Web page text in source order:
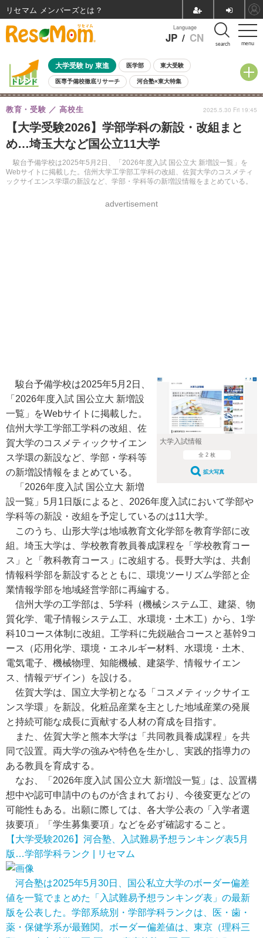
menu
Language
JP / CN search
大学受験 by 東進 医学部 東大受験
医専予備校徹底リサーチ 河合塾×東大特集
親子で考える大学選び 高校受験 中学受験 小学校受験
共通テスト 夏休み
8月開催イベント・WS 全国公立高校 過去問 人気記事
自由研究教材（小学生向け） 自由研究教材（中学生向け）
【大学受験2026】学部学科の新設・改組まと
め…埼玉大など国公立11大学
駿台予備学校は2025年5月2日、「2026年度入試 国公立大 新増設一覧」を
Webサイトに掲載した。信州大学工学部工学科の改組、佐賀大学のコスメティ
ックサイエンス学環の新設など、学部・学科等の新増設情報をまとめている。
教育・受験 高校生
advertisement
2025.5.30 Fri 19:45
大学入試情報
全 2 枚
拡大写真
駿台予備学校は2025年5月2日、
「2026年度入試 国公立大 新増設
一覧」をWebサイトに掲載した。
信州大学工学部工学科の改組、佐
賀大学のコスメティックサイエン
ス学環の新設など、学部・学科等
の新増設情報をまとめている。
「2026年度入試 国公立大 新増
設一覧」5月1日版によると、2026年度入試において学部や
学科等の新設・改組を予定しているのは11大学。
このうち、山形大学は地域教育文化学部を教育学部に改
組。埼玉大学は、学校教育教員養成課程を「学校教育コー
ス」と「教科教育コース」に改組する。長野大学は、共創
情報科学部を新設するとともに、環境ツーリズム学部と企
業情報学部を地域経営学部に再編する。
信州大学の工学部は、5学科（機械システム工、建築、物
質化学、電子情報システム工、水環境・土木工）から、1学
科10コース体制に改組。工学科に先鋭融合コースと基幹9コ
ース（応用化学、環境・エネルギー材料、水環境・土木、
電気電子、機械物理、知能機械、建築学、情報サイエン
ス、情報デザイン）を設ける。
佐賀大学は、国立大学初となる「コスメティックサイエ
ンス学環」を新設。化粧品産業を主とした地域産業の発展
と持続可能な成長に貢献する人材の育成を目指す。
また、佐賀大学と熊本大学は「共同教員養成課程」を共
同で設置。両大学の強みや特色を生かし、実践的指導力の
ある教員を育成する。
なお、「2026年度入試 国公立大 新増設一覧」は、設置構
想中や認可申請中のものが含まれており、今後変更などの
可能性もある。出願に際しては、各大学公表の「入学者選
抜要項」「学生募集要項」などを必ず確認すること。
【大学受験2026】河合塾、入試難易予想ランキング表5月
版…学部学科ランク | リセマム
河合塾は2025年5月30日、国公私立大学のボーダー偏差
値を一覧でまとめた「入試難易予想ランキング表」の最新
版を公表した。学部系統別・学部学科ランクは、医・歯・
薬・保健学系が最難関。ボーダー偏差値は、東京（理科三
リセマム メンバーズ